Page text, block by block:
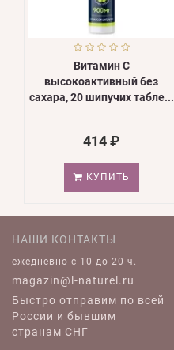
Витамин С
высокоактивный без
сахара, 20 шипучих табле...
414 ₽
КУПИТЬ
НАШИ КОНТАКТЫ
ежедневно c 10 до 20 ч.
magazin@l-naturel.ru
Быстро отправим по всей
России и бывшим
странам СНГ